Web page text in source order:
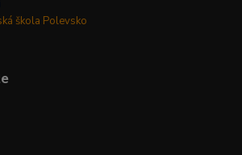
škola Polevsko